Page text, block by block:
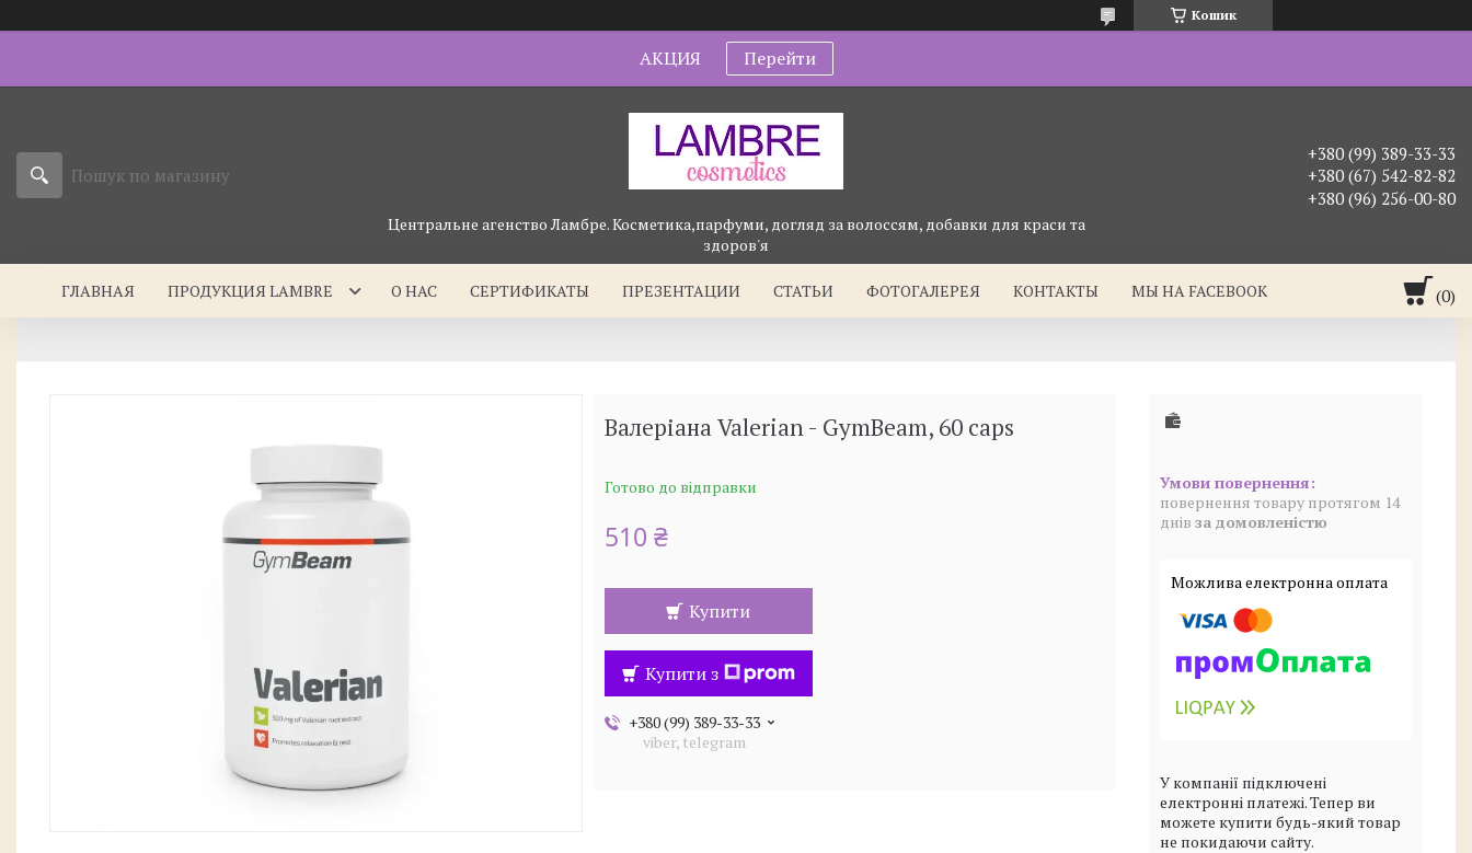
Кошик
АКЦИЯ Перейти
Центральне агенство Ламбре. Косметика,парфуми, догляд за волоссям, добавки для краси та
здоров'я
+380 (99) 389-33-33
+380 (67) 542-82-82
+380 (96) 256-00-80
ГЛАВНАЯ ПРОДУКЦИЯ LAMBRE О НАС СЕРТИФИКАТЫ ПРЕЗЕНТАЦИИ СТАТЬИ ФОТОГАЛЕРЕЯ КОНТАКТЫ МЫ НА FACEBOOK
Валеріана Valerian - GymBeam, 60 caps
Готово до відправки
510 ₴
Купити
Купити з
+380 (99) 389-33-33
viber, telegram
повернення товару протягом 14
днів за домовленістю
У компанії підключені
електронні платежі. Тепер ви
можете купити будь-який товар
не покидаючи сайту.